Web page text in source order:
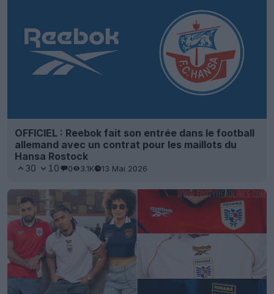
OFFICIEL : Reebok fait son entrée dans le football
allemand avec un contrat pour les maillots du
Hansa Rostock
30 10 0 3.1K 13 Mai 2026